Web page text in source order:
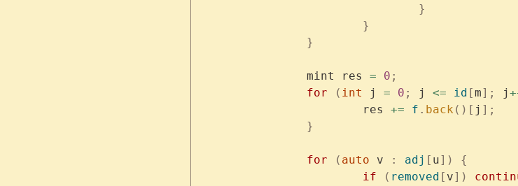
				}
			}
		}
		mint res
= 0 ;
		for
( int j = 0 ; j <= id [m]; j
			res
+= f . back ()[ j ];
		}
		for
( auto v : adj [ u])
{
			if
( removed [ v])